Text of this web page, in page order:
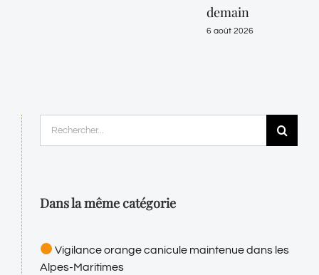
demain
6 août 2026
Dans la même catégorie
Vigilance orange canicule maintenue dans les
Alpes-Maritimes